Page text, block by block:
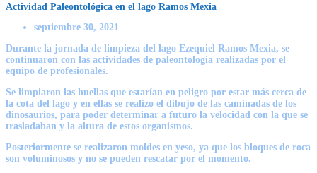
Actividad Paleontológica en el lago Ramos Mexia
septiembre 30, 2021
Durante la jornada de limpieza del lago Ezequiel Ramos Mexia, se
continuaron con las actividades de paleontología realizadas por el
equipo de profesionales.
Se limpiaron las huellas que estarían en peligro por estar más cerca de
la cota del lago y en ellas se realizo el dibujo de las caminadas de los
dinosaurios, para poder determinar a futuro la velocidad con la que se
trasladaban y la altura de estos organismos.
Posteriormente se realizaron moldes en yeso, ya que los bloques de roca
son voluminosos y no se pueden rescatar por el momento.